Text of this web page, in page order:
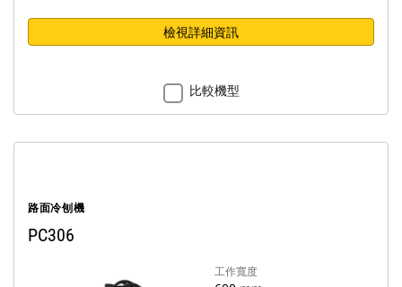
檢視詳細資訊
比較機型
路面冷刨機
PC306
工作寬度